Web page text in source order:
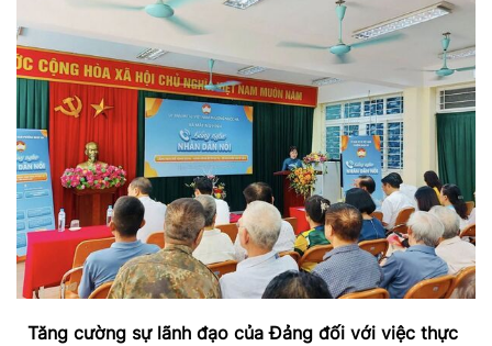
Tăng cường sự lãnh đạo của Đảng đối với việc thực